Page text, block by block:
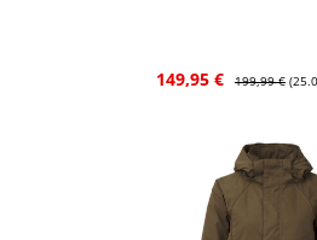
Verkaufspreis:
149,95 € Regulärer
199,99 €